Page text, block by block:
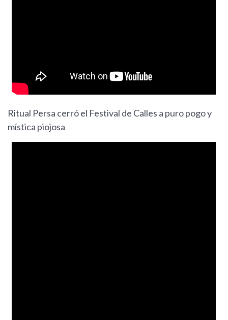
Ritual Persa cerró el Festival de Calles a puro pogo y
mística piojosa